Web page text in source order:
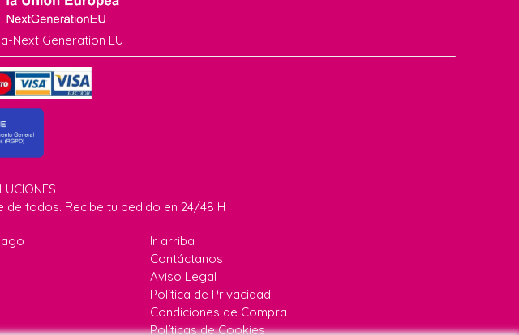
Next Generation EU
todos. Recibe tu pedido en 24/48 H
Ir arriba
Contáctanos
Aviso Legal
Política de Privacidad
Condiciones de Compra
Políticas de Cookies